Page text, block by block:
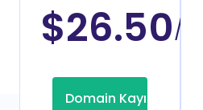
$26.50/Yıl
Domain Kayıt